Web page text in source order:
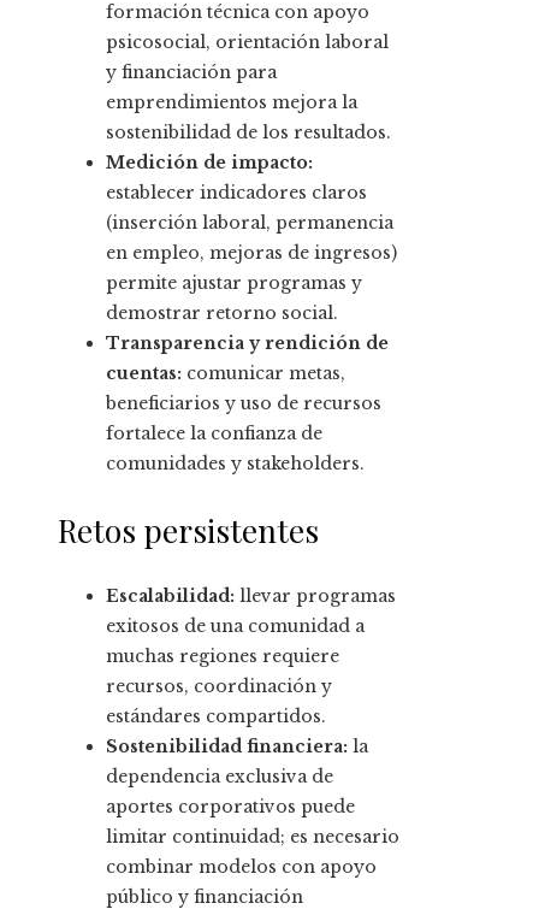
formación técnica con apoyo
psicosocial, orientación laboral
y financiación para
emprendimientos mejora la
sostenibilidad de los resultados.
Medición de impacto:
establecer indicadores claros
(inserción laboral, permanencia
en empleo, mejoras de ingresos)
permite ajustar programas y
demostrar retorno social.
Transparencia y rendición de
cuentas: comunicar metas,
beneficiarios y uso de recursos
fortalece la confianza de
comunidades y stakeholders.
Retos persistentes
Escalabilidad: llevar programas
exitosos de una comunidad a
muchas regiones requiere
recursos, coordinación y
estándares compartidos.
Sostenibilidad financiera: la
dependencia exclusiva de
aportes corporativos puede
limitar continuidad; es necesario
combinar modelos con apoyo
público y financiación